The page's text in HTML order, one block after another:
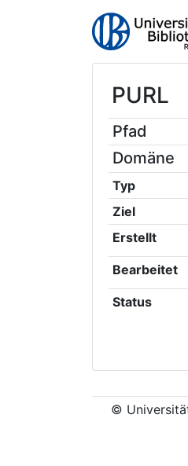
PURL
Pfad
Domäne
Typ
Ziel
Erstellt
Bearbeitet
Status
©